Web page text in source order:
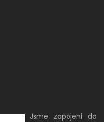
Jsme zapojeni do